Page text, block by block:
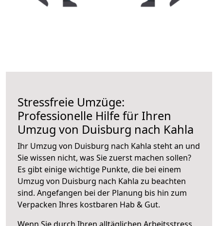
Stressfreie Umzüge:
Professionelle Hilfe für Ihren
Umzug von Duisburg nach Kahla
Ihr Umzug von Duisburg nach Kahla steht an und
Sie wissen nicht, was Sie zuerst machen sollen?
Es gibt einige wichtige Punkte, die bei einem
Umzug von Duisburg nach Kahla zu beachten
sind. Angefangen bei der Planung bis hin zum
Verpacken Ihres kostbaren Hab & Gut.